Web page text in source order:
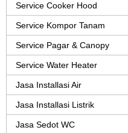
Service Cooker Hood
Service Kompor Tanam
Service Pagar & Canopy
Service Water Heater
Jasa Installasi Air
Jasa Installasi Listrik
Jasa Sedot WC